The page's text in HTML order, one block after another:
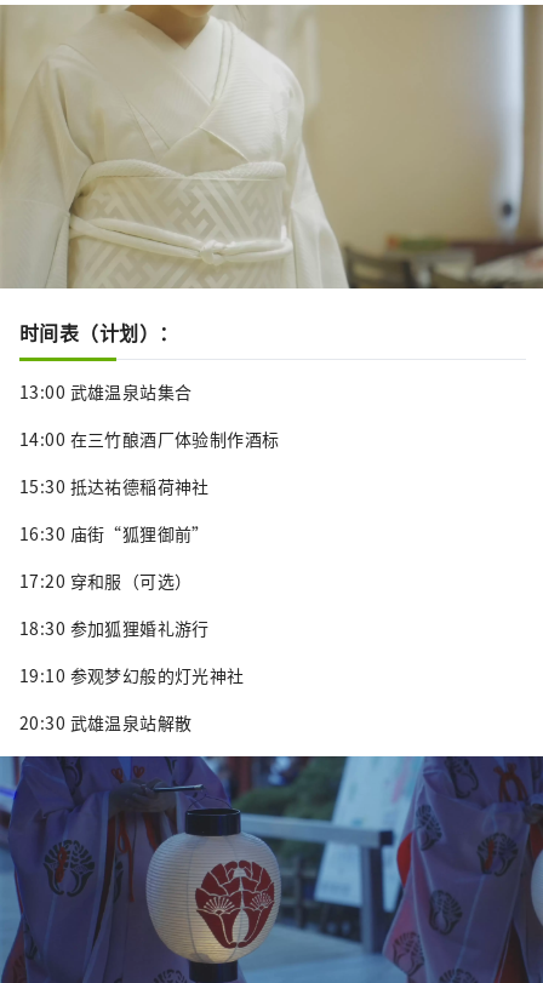
时间表（计划）：
13:00 武雄温泉站集合
14:00 在三竹酿酒厂体验制作酒标
15:30 抵达祐德稲荷神社
16:30 庙街“狐狸御前”
17:20 穿和服（可选）
18:30 参加狐狸婚礼游行
19:10 参观梦幻般的灯光神社
20:30 武雄温泉站解散